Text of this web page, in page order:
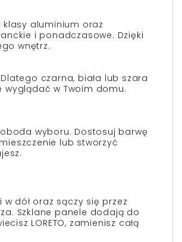
klasy aluminium oraz
i ponadczasowe. Dzięki
wnętrz.
czarna, biała lub szara
wyglądać w Twoim domu.
wyboru. Dostosuj barwę
lub stworzyć
w dół oraz sączy się przez
Szklane panele dodają do
LORETO, zamienisz całą